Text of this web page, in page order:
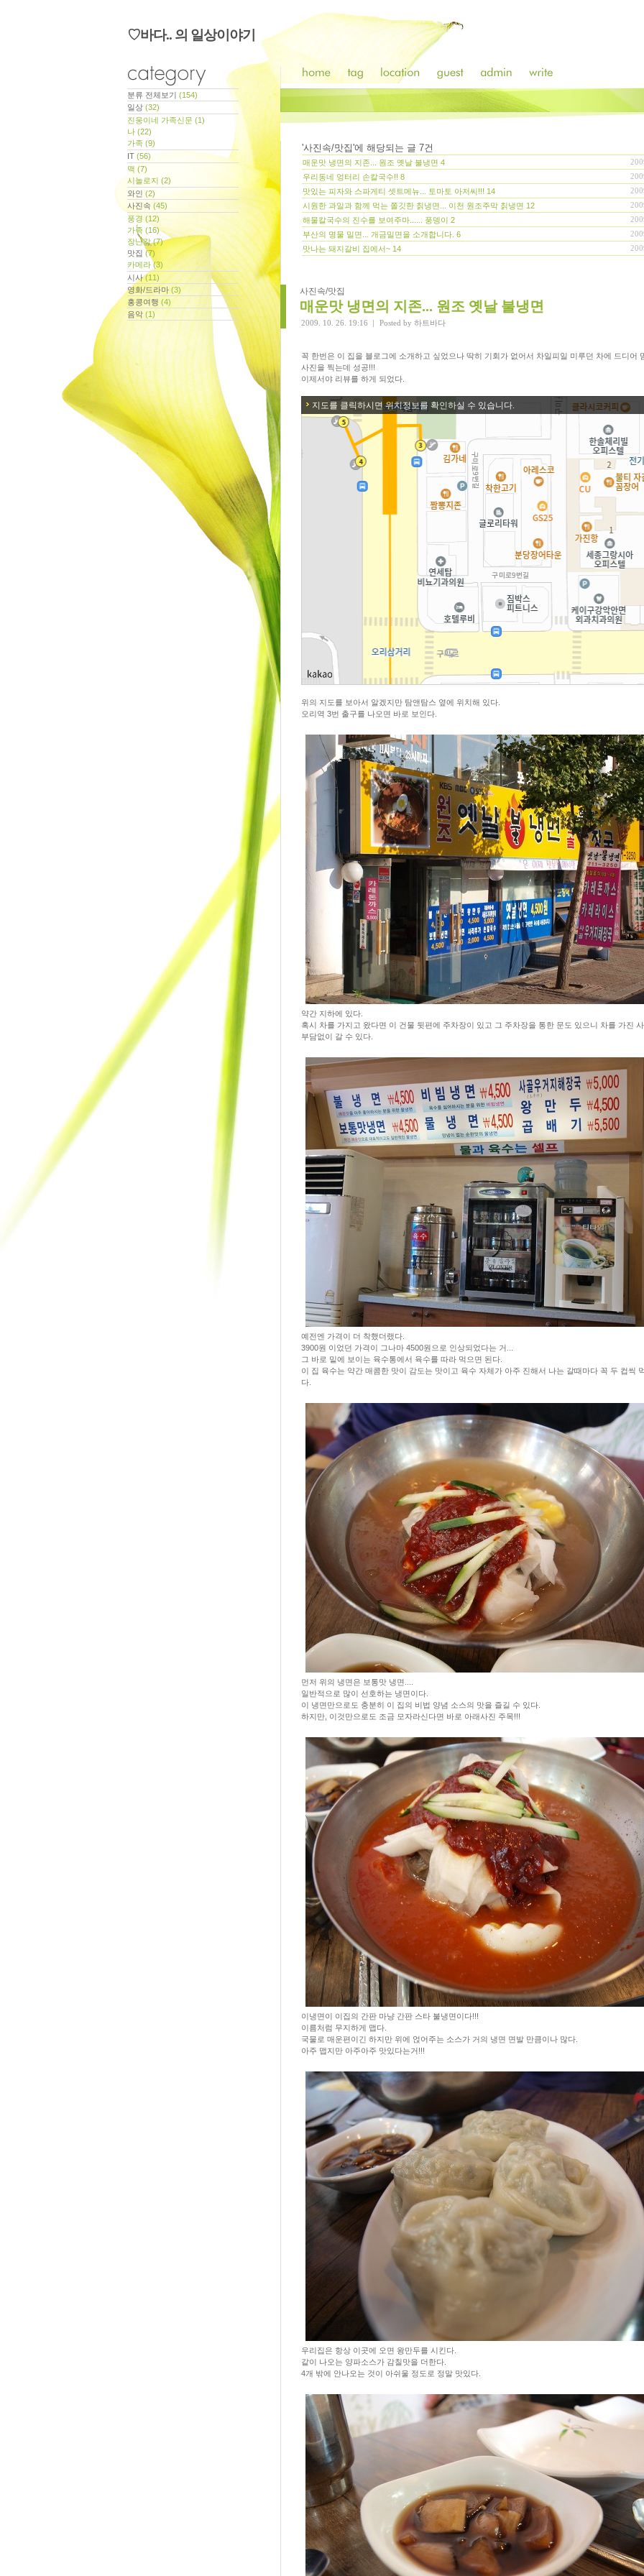
♡바다.. 의 일상이야기
분류 전체보기 (154)
일상 (32)
진웅이네 가족신문 (1)
나 (22)
가족 (9)
IT (56)
맥 (7)
시놀로지 (2)
와인 (2)
사진속 (45)
풍경 (12)
가족 (16)
장난감(7)
맛집 (7)
카메라(3)
시사(11)
영화/드라마 (3)
홍콩여행 (4)
음악 (1)
'사진속/맛집'에 해당되는 글 7건
매운맛 냉면의 지존... 원조 옛날 불냉면 4
우리동네 엉터리 손칼국수!! 8
맛있는 피자와 스파게티 셋트메뉴... 토마토 아저씨!!! 14
시원한 과일과 함께 먹는 쫄깃한 칡냉면... 이천 원조주막 칡냉면 12
해물칼국수의 진수를 보여주마...... 풍뎅이 2
부산의 명물 밀면... 개금밀면을 소개합니다. 6
맛나는 돼지갈비 집에서~ 14
사진속/맛집
매운맛 냉면의 지존... 원조 옛날 불냉면
2009. 10. 26. 19:16 | Posted by 하트바다
꼭 한번은 이 집을 블로그에 소개하고 싶었으나 딱히 기회가 없어서 차일피일 미루던 차에 드디어
사진을 찍는데 성공!!!
이제서야 리뷰를 하게 되었다.
지도를 클릭하시면 위치정보를 확인하실 수 있습니다.
위의 지도를 보아서 알겠지만 탐앤탐스 옆에 위치해 있다.
오리역 3번 출구를 나오면 바로 보인다.
약간 지하에 있다.
혹시 차를 가지고 왔다면 이 건물 뒷편에 주차장이 있고 그 주차장을 통한 문도 있으니 차를 가진
부담없이 갈 수 있다.
예전엔 가격이 더 착했더랬다.
3900원 이었던 가격이 그나마 4500원으로 인상되었다는 거...
그 바로 밑에 보이는 육수통에서 육수를 따라 먹으면 된다.
이 집 육수는 약간 매콤한 맛이 감도는 맛이고 육수 자체가 아주 진해서 나는 갈때마다 꼭 두 컵씩
다.
먼저 위의 냉면은 보통맛 냉면....
일반적으로 많이 선호하는 냉면이다.
이 냉면만으로도 충분히 이 집의 비법 양념 소스의 맛을 즐길 수 있다.
하지만, 이것만으로도 조금 모자라신다면 바로 아래사진 주목!!!
이냉면이 이집의 간판 마냥 간판 스타 불냉면이다!!!
이름처럼 무지하게 맵다.
국물로 매운편이긴 하지만 위에 얹어주는 소스가 거의 냉면 면발 만큼이나 많다.
아주 맵지만 아주아주 맛있다는거!!!
우리집은 항상 이곳에 오면 왕만두를 시킨다.
같이 나오는 양파소스가 감칠맛을 더한다.
4개 밖에 안나오는 것이 아쉬울 정도로 정말 맛있다.